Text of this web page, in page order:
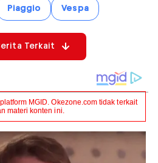
Piaggio Vespa
Terkait